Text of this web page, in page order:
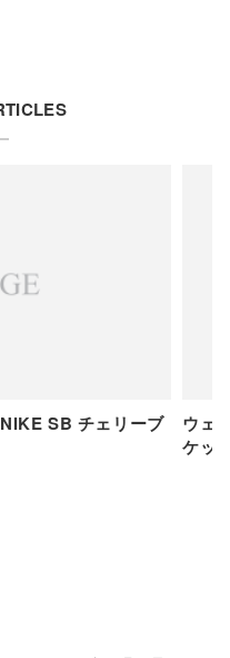
SB チェリーブ
ウェ
ケッ